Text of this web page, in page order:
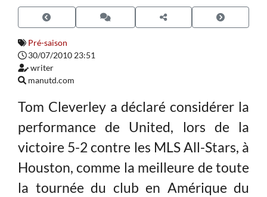
Pré-saison
30/07/2010 23:51
writer
manutd.com
Tom Cleverley a déclaré considérer la
performance de United, lors de la
victoire 5-2 contre les MLS All-Stars, à
Houston, comme la meilleure de toute
la tournée du club en Amérique du